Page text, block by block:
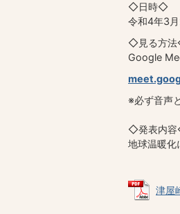
◇日時◇
令和4年3
◇見る方
Google
※必ず音声
◇発表内
地球温暖化
津屋